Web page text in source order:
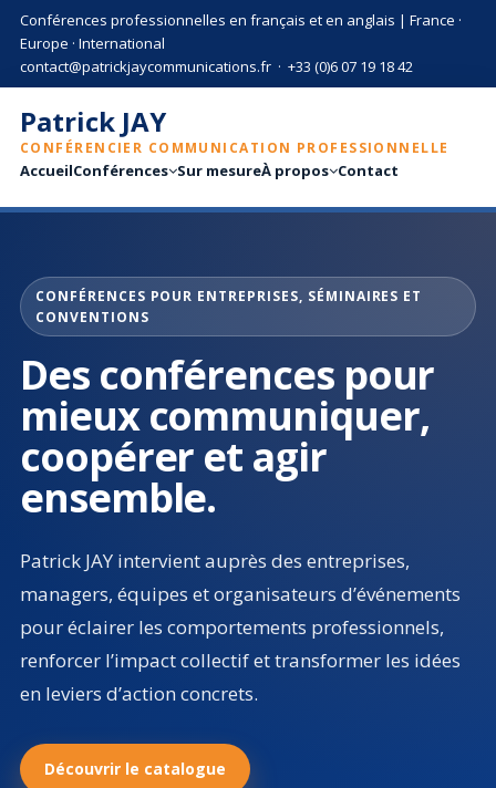
Patrick JAY, conférencier en
Conférences professionnelles en français et en anglais | France ·
Europe · International
contact@patrickjaycommunications.fr · +33 (0)6 07 19 18 42
Patrick JAY
CONFÉRENCIER COMMUNICATION PROFESSIONNELLE
AccueilConférences Sur mesureÀ propos Contact
CONFÉRENCES POUR ENTREPRISES, SÉMINAIRES ET
CONVENTIONS
Des conférences pour
mieux communiquer,
coopérer et agir
ensemble.
Patrick JAY intervient auprès des entreprises,
managers, équipes et organisateurs d’événements
pour éclairer les comportements professionnels,
renforcer l’impact collectif et transformer les idées
en leviers d’action concrets.
Découvrir le catalogue